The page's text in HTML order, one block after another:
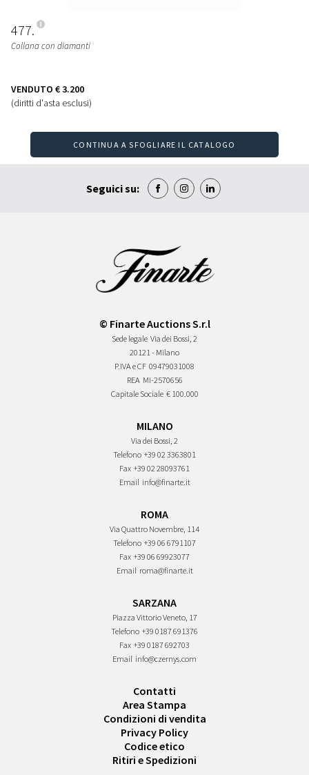
477
Collana con diamanti
VENDUTO € 3.200
(diritti d'asta esclusi)
CONTINUA A SFOGLIARE IL CATALOGO
Seguici su:
© Finarte Auctions S.r.l
Sede legale Via dei Bossi, 2
20121 - Milano
P.IVA e CF 09479031008
REA MI-2570656
Capitale Sociale € 100.000
MILANO
Via dei Bossi, 2
Telefono +39 02 3363801
Fax +39 02 28093761
Email info@finarte.it
ROMA
Via Quattro Novembre, 114
Telefono +39 06 6791107
Fax +39 06 69923077
Email roma@finarte.it
SARZANA
Piazza Vittorio Veneto, 17
Telefono +39 0187 691376
Fax +39 0187 692703
Email info@czernys.com
Contatti
Area Stampa
Condizioni di vendita
Privacy Policy
Codice etico
Ritiri e Spedizioni